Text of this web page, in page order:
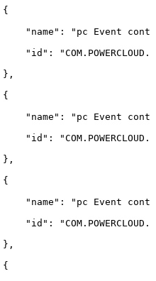
{
"name" : "pc Event
"id" :
} ,
{
"name" : "pc Event
"id" :
} ,
{
"name" : "pc Event
"id" :
} ,
{